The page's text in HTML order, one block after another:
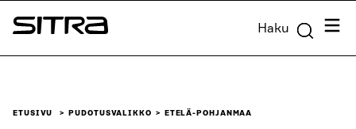
Siirry
suoraan
Sitra Haku
ETUSIVU PUDOTUSVALIKKO ETELÄ-POHJANMAA